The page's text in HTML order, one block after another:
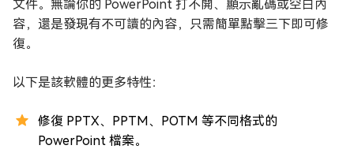
文件。無論你的 PowerPoint 打不開、顯示亂碼或空白內
容，還是發現有不可讀的內容，只需簡單點擊三下即可修
復。
以下是該軟體的更多特性：
修復 PPTX、PPTM、POTM 等不同格式的
PowerPoint 檔案。